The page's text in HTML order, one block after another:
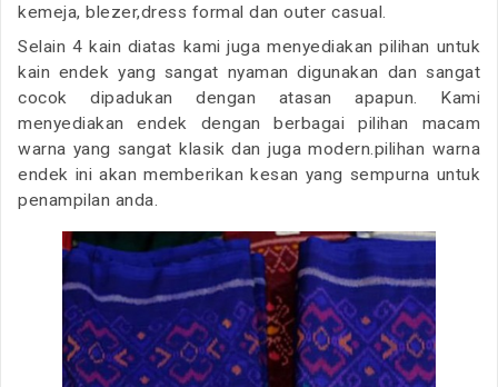
kemeja, blezer,dress formal dan outer casual.
Selain 4 kain diatas kami juga menyediakan pilihan untuk
kain endek yang sangat nyaman digunakan dan sangat
cocok dipadukan dengan atasan apapun. Kami
menyediakan endek dengan berbagai pilihan macam
warna yang sangat klasik dan juga modern.pilihan warna
endek ini akan memberikan kesan yang sempurna untuk
penampilan anda.